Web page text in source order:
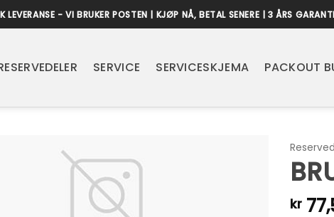
LEVERANSE - VI BRUKER POSTEN | KJØP NÅ, BETAL SENERE | 3 ÅRS GARANTI
SERVICE SERVICESKJEMA PACKOUT
kr